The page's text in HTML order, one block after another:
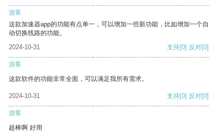
游客
这款加速器app的功能有点单一，可以增加一些新功能，比如增加一个自
动切换线路的功能。
2024-10-31
支持[0] 反对[0]
游客
这款软件的功能非常全面，可以满足我所有需求。
2024-10-31 支持[0] 反对[0]
游客
超棒啊 好用